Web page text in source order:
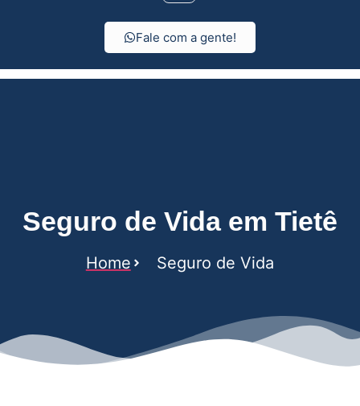
Fale com a gente!
Seguro de Vida em Tietê
Home Seguro de Vida